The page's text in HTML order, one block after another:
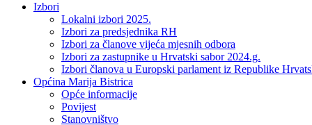
Izbori
Lokalni izbori 2025.
Izbori za predsjednika RH
Izbori za članove vijeća mjesnih odbora
Izbori za zastupnike u Hrvatski sabor 2024.g.
Izbori članova u Europski parlament iz Republike
Općina Marija Bistrica
Opće informacije
Povijest
Stanovništvo